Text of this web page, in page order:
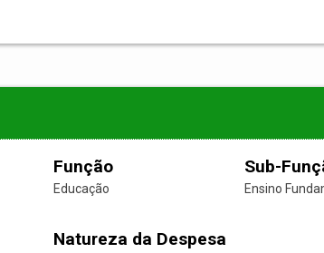
Função
Educação
Sub-
Ensino
Natureza da Despesa